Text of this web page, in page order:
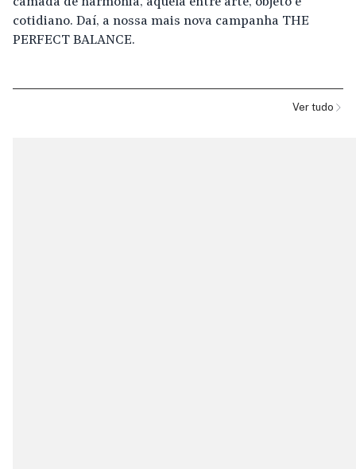
cotidiano. Daí, a nossa mais nova campanha THE
PERFECT BALANCE.
Ver tudo